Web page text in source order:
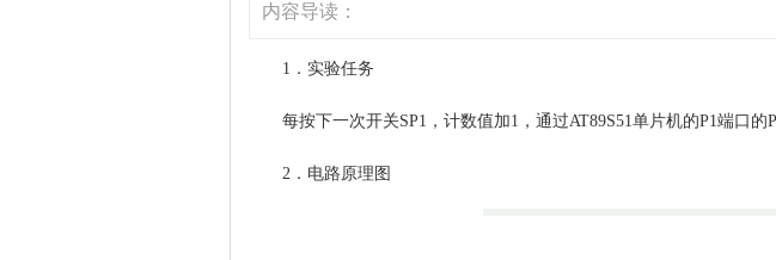
内容导读：
1．实验任务
每按下一次开关SP1，计数值加1，通过AT89S51单片机的P1端口的
2．电路原理图